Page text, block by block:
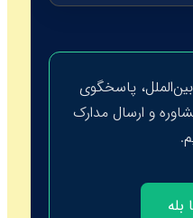
پاسخگوی
و ارسال مدارک